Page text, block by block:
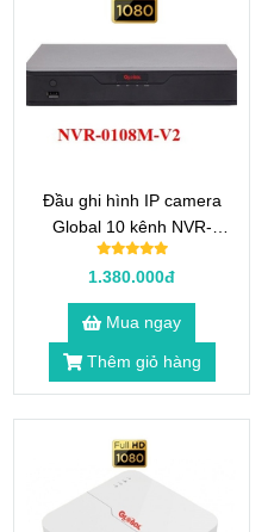
Đầu ghi hình IP camera
Global 10 kênh NVR-
0108M-V2
1.380.000đ
Mua ngay
Thêm giỏ hàng